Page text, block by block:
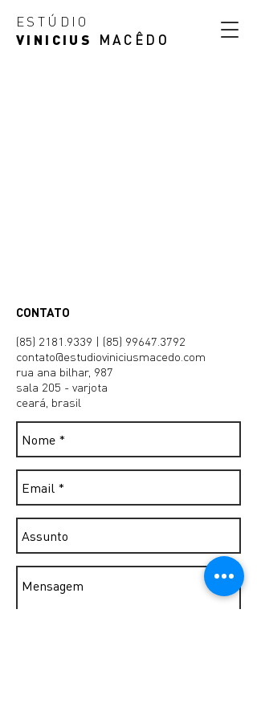
ESTÚDIO
VINICIUS
MACÊDO
CONTATO​
(85) 2181.9339 | (85) 99647.3792
contato@estudioviniciusmacedo.com
rua ana bilhar, 987
sala 205 - varjota
ceará, brasil